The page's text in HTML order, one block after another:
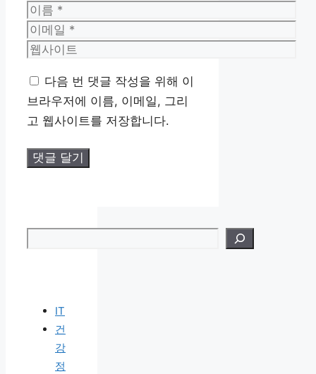
이
름
이
메
웹
이
트
다음 번 댓글 작성을 위해 이
브라우저에 이름, 이메일, 그리
고 웹사이트를 저장합니다.
IT
건
강
정